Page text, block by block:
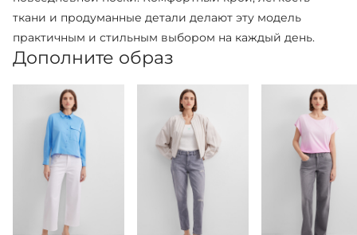
ткани и продуманные детали делают эту модель
практичным и стильным выбором на каждый день.
Дополните образ